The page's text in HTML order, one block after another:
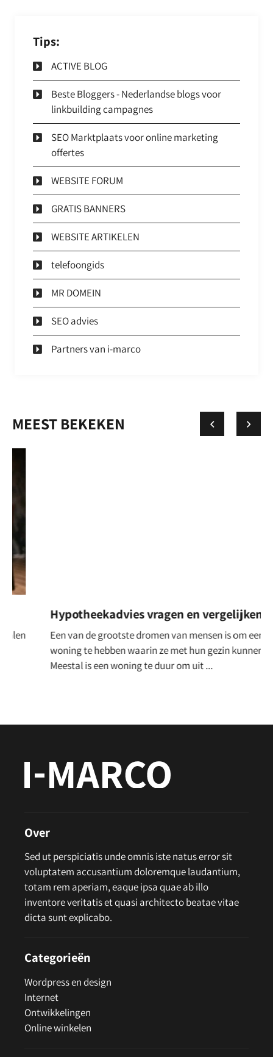
Tips:
ACTIVE BLOG
Beste Bloggers - Nederlandse blogs voor
linkbuilding campagnes
SEO Marktplaats voor online marketing
offertes
WEBSITE FORUM
GRATIS BANNERS
WEBSITE ARTIKELEN
telefoongids
MR DOMEIN
SEO advies
Partners van i-marco
MEEST BEKEKEN
Hypotheekadvies vragen en vergelijken
Een van de grootste dromen van mensen is om een eigen
woning te hebben waarin ze met hun gezin kunnen leven.
Meestal is een woning te duur om uit ...
Over
Sed ut perspiciatis unde omnis iste natus error sit
voluptatem accusantium doloremque laudantium,
totam rem aperiam, eaque ipsa quae ab illo
inventore veritatis et quasi architecto beatae vitae
dicta sunt explicabo.
Categorieën
Wordpress en design
Internet
Ontwikkelingen
Online winkelen